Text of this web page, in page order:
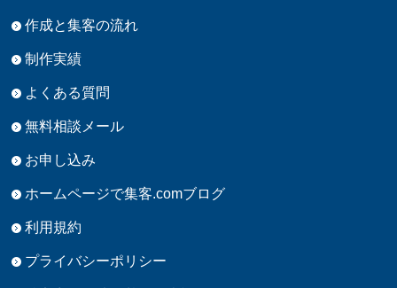
作成と集客の流れ
制作実績
よくある質問
無料相談メール
お申し込み
ホームページで集客.comブログ
利用規約
プライバシーポリシー